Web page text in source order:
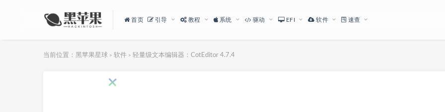
首页 引导 教程 系统 驱动 EFI 软件 速查
当前位置： 黑苹果星球 > 软件 > 轻量级文本编辑器：CotEditor 4.7.4